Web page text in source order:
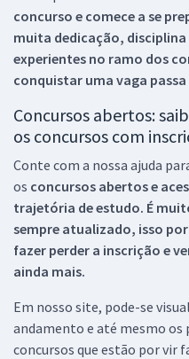
concurso e comece a se
muita dedicação,
experientes no ramo dos
conquistar uma vaga passa
Concursos abertos:
os concursos com
Conte com a nossa ajuda
os concursos abertos e
trajetória de estudo. É
sempre atualizado, isso
fazer perder a inscrição e
ainda mais.
Em nosso site, pode-se
andamento e até mesmo os
concursos que estão por vir